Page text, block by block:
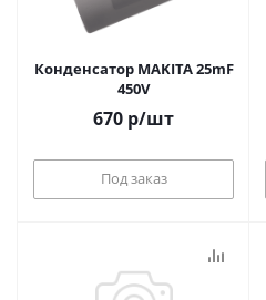
Конденсатор MAKITA 25mF
450V
670 р/шт
Под заказ